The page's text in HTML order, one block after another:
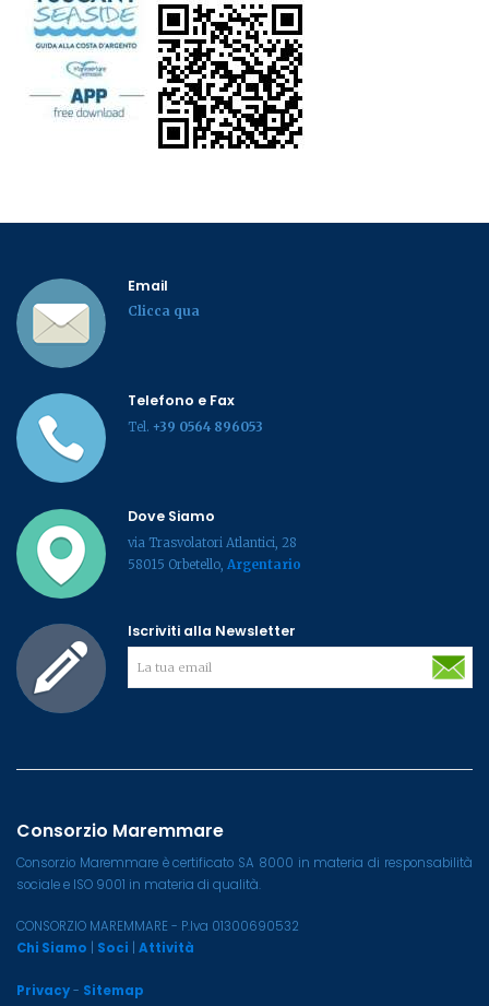
Email
Clicca qua
Telefono e Fax
Tel. +39 0564 896053
Dove Siamo
via Trasvolatori Atlantici, 28
58015 Orbetello, Argentario
Iscriviti alla Newsletter
Consorzio Maremmare
Consorzio Maremmare è certificato SA 8000 in materia di responsabilità
sociale e ISO 9001 in materia di qualità.
CONSORZIO MAREMMARE - P.Iva 01300690532
Chi Siamo
Soci Attività
Privacy- Sitemap